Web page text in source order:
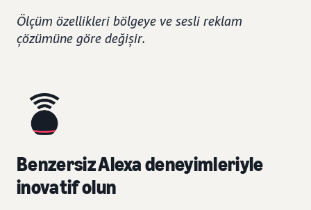
Ölçüm özellikleri bölgeye ve sesli reklam
çözümüne göre değişir.
Benzersiz Alexa deneyimleriyle
inovatif olun